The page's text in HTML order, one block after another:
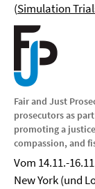
(Simulation
Fair and Just
prosecutors as
promoting a
compassion, and
Vom 14.11.-
New York (und